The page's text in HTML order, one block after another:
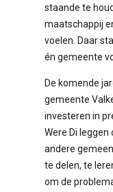
staande te
maatschappij
voelen. Daar
én gemeente
De komende
gemeente
investeren in
Were Di
andere
te delen, te
om de